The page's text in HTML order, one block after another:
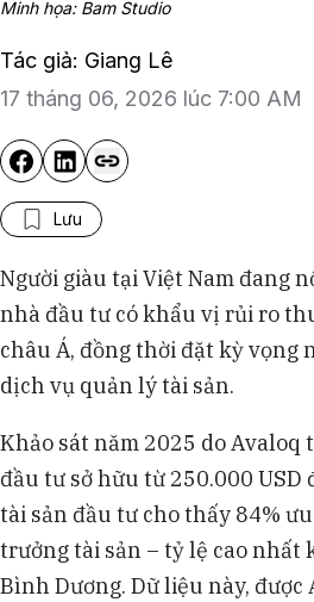
Minh họa: Bam Studio
Tác giả: Giang Lê
17 tháng 06, 2026 lúc 7:00 AM
Lưu
Người giàu tại Việt Nam đang
nhà đầu tư có khẩu vị rủi ro
châu Á, đồng thời đặt kỳ vọng
dịch vụ quản lý tài sản.
Khảo sát năm 2025 do
đầu tư sở hữu từ 250.000 USD
tài sản đầu tư cho thấy 84%
trưởng tài sản – tỷ lệ cao nhất
Bình Dương. Dữ liệu này, được